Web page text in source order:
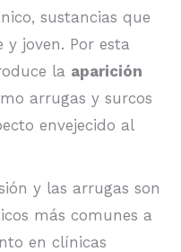
sustancias que
joven. Por esta
la aparición
arrugas y surcos
envejecido al
y las arrugas son
más comunes a
en clínicas